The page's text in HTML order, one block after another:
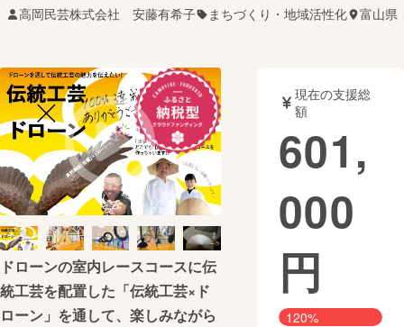
テクノロジー・ガジェット
映像・映画 書籍・雑誌
ビジネス・起業 チャレンジ
まちづくり・地域活性化
CAMPFIRE for Social Good
CAMPFIRE Creation
高岡民芸株式会社 安藤有希子 まちづくり・地域活性化 富山県
ドローンの室内レースコースに伝
統工芸を配置した「伝統工芸×ド
ローン」を通して、楽しみながら
現在の支援総
額
601,
000
円
120%